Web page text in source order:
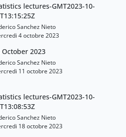
lectures-GMT2023-10-
Sanchez Nieto
4 octobre 2023
October 2023
Sanchez Nieto
11 octobre 2023
lectures-GMT2023-10-
Sanchez Nieto
18 octobre 2023